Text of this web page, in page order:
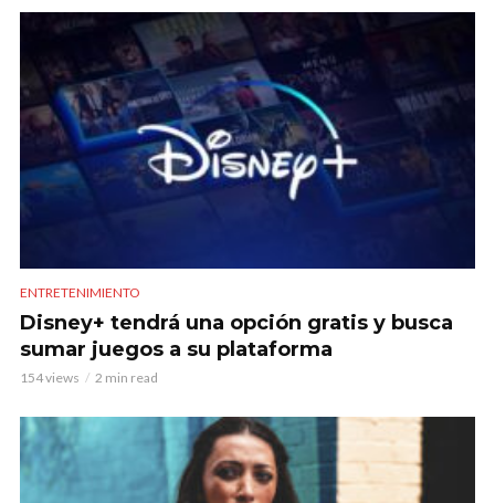
ENTRETENIMIENTO
Disney+ tendrá una opción gratis y busca
sumar juegos a su plataforma
154 views 2 min read